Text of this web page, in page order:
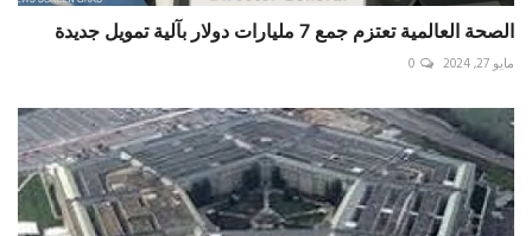
الصحة العالمية تعتزم جمع 7 مليارات دولار بآلية تمويل جديدة
مايو 27, 2024 0